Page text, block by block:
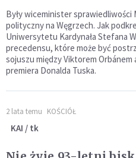
Były wiceminister sprawiedliwości
polityczny na Węgrzech. Jak
Uniwersytetu Kardynała Stefana
precedensu, które może być
sojuszu między Viktorem Orbánem
premiera Donalda Tuska.
2 lata temu KOŚCIÓŁ
KAI / tk